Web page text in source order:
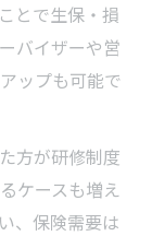
とで生保・損
バイザーや営
ップも可能で
方が研修制度
ケースも増え
、保険需要は